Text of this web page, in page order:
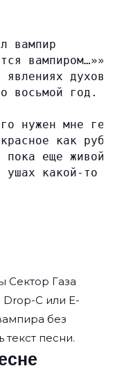
вампир
вампиром…»»
духов»»
восьмой год.
нужен мне
как
пока еще живой.
какой-то
Сектор Газа
C или E-
без
текст песни.